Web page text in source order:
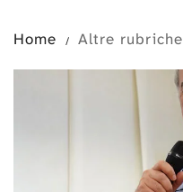
Home Altre rubriche